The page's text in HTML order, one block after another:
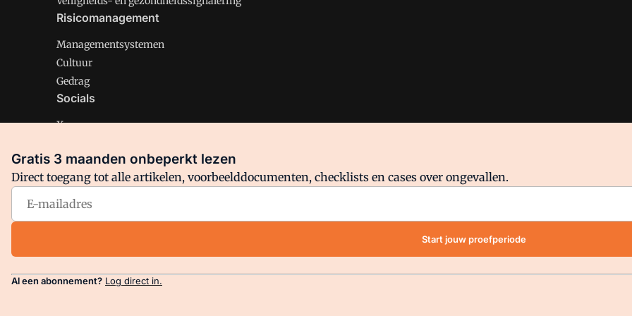
Risicomanagement
Managementsystemen
Cultuur
Gedrag
Socials
X
Facebook
Arbo is onderdeel van VMN media. Lees inons manifestwaar VMN media voor staat. Op gebruik van deze site zijn de
Gratis 3 maanden onbeperkt lezen
Direct toegang tot alle artikelen, voorbeelddocumenten, checklists en cases over ongevallen.
Start jouw proefperiode
Al een abonnement? Log direct in.